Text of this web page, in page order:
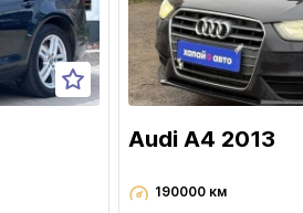
Audi A4 2013
190000 км